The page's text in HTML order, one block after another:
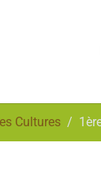
Cultures